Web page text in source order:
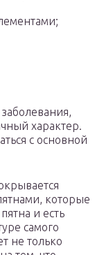
характер.
с основной
которые
и есть
самого
не только